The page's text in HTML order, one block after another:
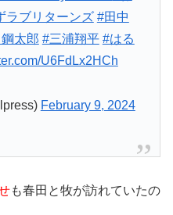
ラブリターンズ #田中
太郎 #三浦翔平 #はる
U6FdLx2HCh
February 9, 2024
も春田と牧が訪れていたの